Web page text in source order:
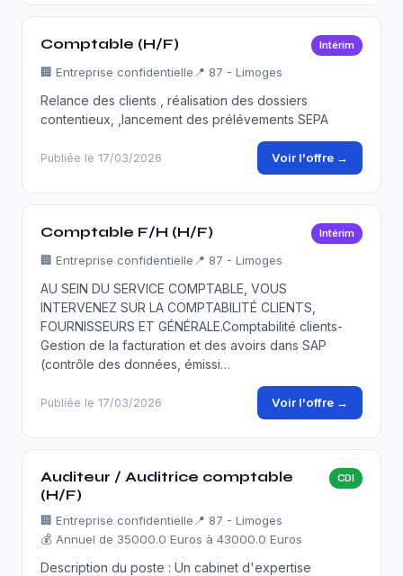
Comptable (H/F) Intérim
🏢 Entreprise confidentielle 📍 87 - Limoges
Relance des clients , réalisation des dossiers
contentieux, ,lancement des prélévements SEPA
Publiée le 17/03/2026 Voir l'offre →
Comptable F/H (H/F) Intérim
🏢 Entreprise confidentielle 📍 87 - Limoges
AU SEIN DU SERVICE COMPTABLE, VOUS
INTERVENEZ SUR LA COMPTABILITÉ CLIENTS,
FOURNISSEURS ET GÉNÉRALE.Comptabilité clients-
Gestion de la facturation et des avoirs dans SAP
(contrôle des données, émissi…
Publiée le 17/03/2026 Voir l'offre →
Auditeur / Auditrice comptable
(H/F)
CDI
🏢 Entreprise confidentielle 📍 87 - Limoges
💰 Annuel de 35000.0 Euros à 43000.0 Euros
Description du poste : Un cabinet d'expertise